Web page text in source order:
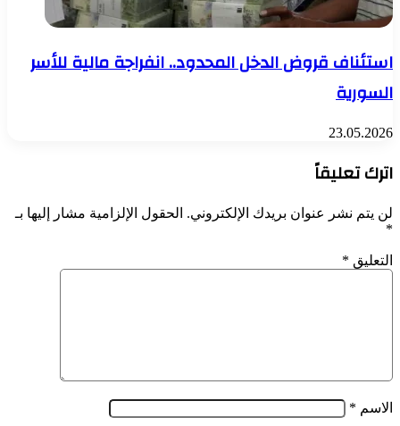
استئناف قروض الدخل المحدود.. انفراجة مالية للأسر
السورية
23.05.2026
اترك تعليقاً
لن يتم نشر عنوان بريدك الإلكتروني. الحقول الإلزامية مشار إليها بـ
*
التعليق *
الاسم *